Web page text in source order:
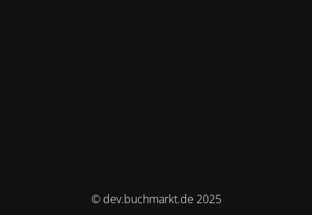
© dev.buchmarkt.de 2025